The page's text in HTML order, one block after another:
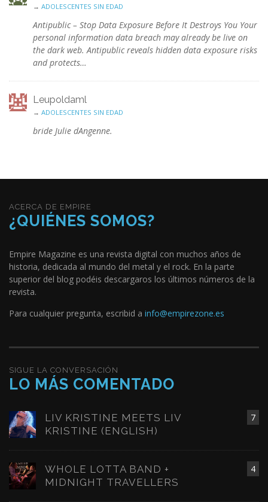
→ ADOLESCENTES SIN EDAD
Antipublic – Stop Data Exposure Before It Destroys You Your
personal information data breach may already be live on
the dark web. Antipublic reveals hidden data exposure risks
and protects…
Leupoldaml
→ ADOLESCENTES SIN EDAD
bride Julie dAngenne.
ACERCA DE EMPIRE
¿QUIÉNES SOMOS?
Empire Magazine es una revista digital con muchos años de
historia, dedicada al mundo del metal y el rock. En la parte
superior del blog podéis descargaros los últimos números de la
revista.
Para cualquier pregunta, escribid a info@empirezone.es
SIGUE LA CONVERSACIÓN
LO MÁS COMENTADO
7
LIV KRISTINE MEETS LIV
KRISTINE (ENGLISH)
4
WHOLE LOTTA BAND +
MIDNIGHT TRAVELLERS